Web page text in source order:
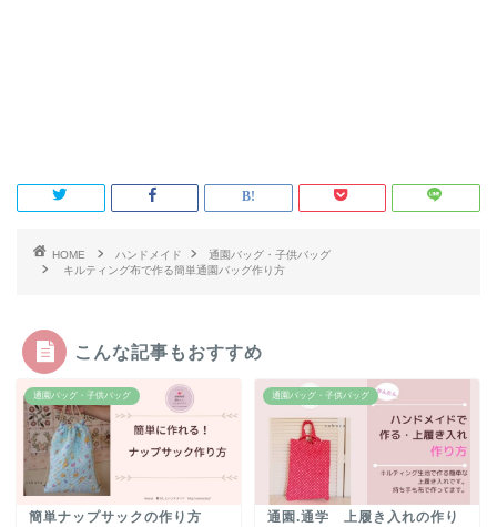
HOME ハンドメイド
通園バッグ・子供バッグ
キルティング布で作る簡単通園バッグ作り方
こんな記事もおすすめ
通園バッグ・子供バッグ
簡単ナップサックの作り方
通園バッグ・子供バッグ
通園.通学 上履き入れの作り